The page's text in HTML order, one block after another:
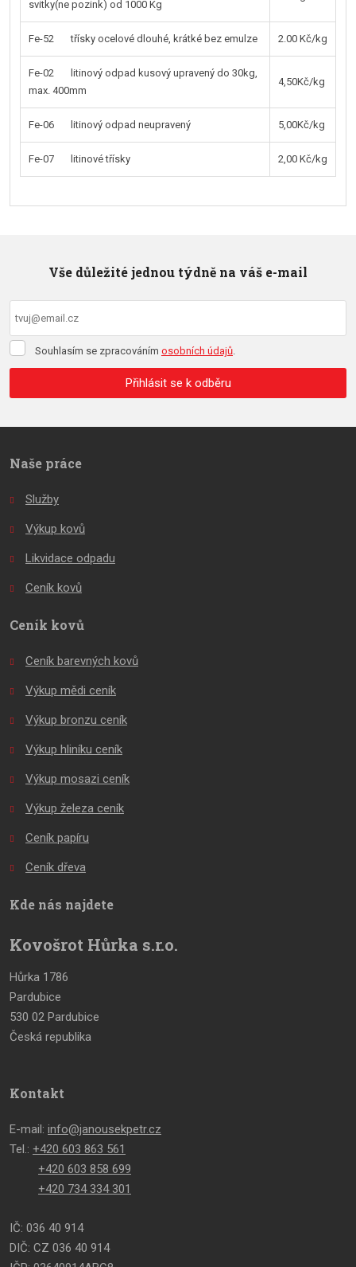
svitky(ne pozink) od 1000 Kg
Fe-52 třísky ocelové dlouhé, krátké bez emulze 2.00 Kč/kg
Fe-02 litinový odpad kusový upravený do 30kg,
max. 400mm
4,50Kč/kg
Fe-06 litinový odpad neupravený 5,00Kč/kg
Fe-07 litinové třísky 2,00 Kč/kg
Vše důležité jednou týdně na váš e-mail
Souhlasím
Souhlasím se zpracováním osobních údajů.
Přihlásit se k odběru
nepodařilo
Naše práce
Služby
Výkup kovů
Likvidace odpadu
Ceník kovů
Ceník kovů
Ceník barevných kovů
Výkup mědi ceník
Výkup bronzu ceník
Výkup hliníku ceník
Výkup mosazi ceník
Výkup železa ceník
Ceník papíru
Ceník dřeva
Kde nás najdete
Kovošrot Hůrka s.r.o.
Hůrka 1786
Pardubice
530 02 Pardubice
Česká republika
Kontakt
E-mail: info@janousekpetr.cz
Tel.: +420 603 863 561
+420 603 858 699
+420 734 334 301
IČ: 036 40 914
DIČ: CZ 036 40 914